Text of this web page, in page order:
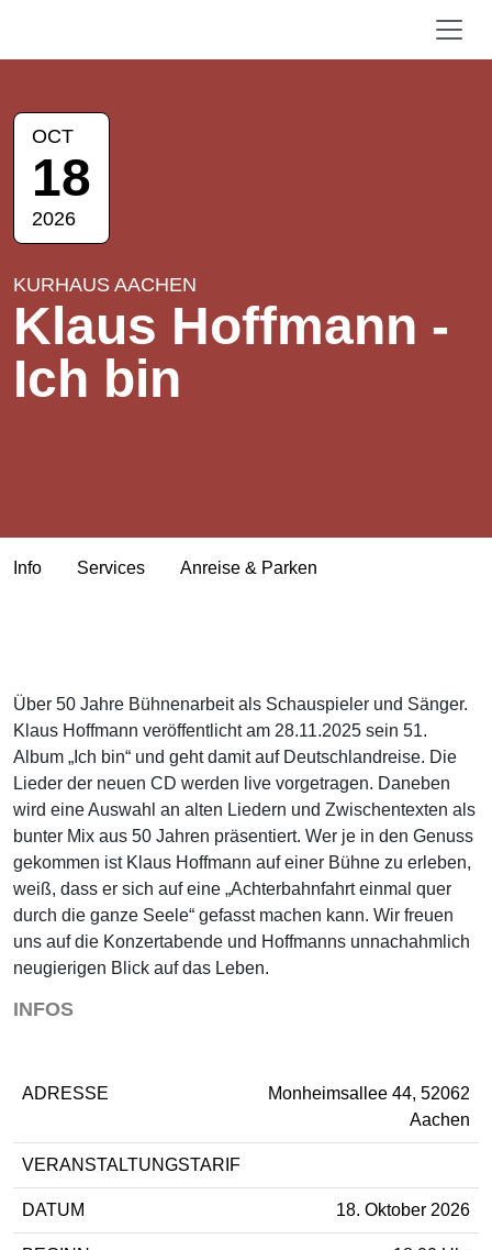
OCT
18
2026
KURHAUS AACHEN
Klaus Hoffmann -
Ich bin
Info Services Anreise & Parken
Über 50 Jahre Bühnenarbeit als Schauspieler und Sänger.
Klaus Hoffmann veröffentlicht am 28.11.2025 sein 51.
Album „Ich bin“ und geht damit auf Deutschlandreise. Die
Lieder der neuen CD werden live vorgetragen. Daneben
wird eine Auswahl an alten Liedern und Zwischentexten als
bunter Mix aus 50 Jahren präsentiert. Wer je in den Genuss
gekommen ist Klaus Hoffmann auf einer Bühne zu erleben,
weiß, dass er sich auf eine „Achterbahnfahrt einmal quer
durch die ganze Seele“ gefasst machen kann. Wir freuen
uns auf die Konzertabende und Hoffmanns unnachahmlich
neugierigen Blick auf das Leben.
INFOS
ADRESSE
Monheimsallee 44, 52062
Aachen
VERANSTALTUNGSTARIF
DATUM 18. Oktober 2026